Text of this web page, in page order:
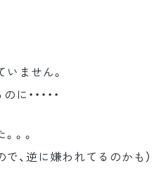
ません。
・・・・・
。。
、逆に嫌われてるのかも）